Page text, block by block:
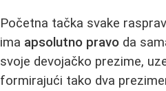
Početna tačka svake
ima apsolutno pravo da
svoje devojačko prezime,
formirajući tako dva